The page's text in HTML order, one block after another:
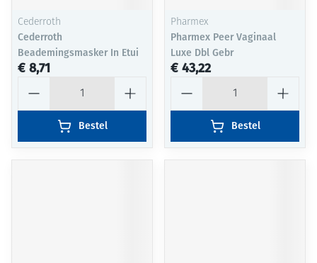
Cederroth
Cederroth
Beademingsmasker In Etui
€ 8,71
Bestel
Pharmex
Pharmex Peer Vaginaal
Luxe Dbl Gebr
€ 43,22
Bestel